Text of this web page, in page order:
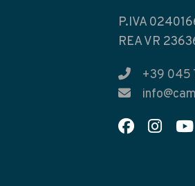
P.IVA
REA VR
+39 045